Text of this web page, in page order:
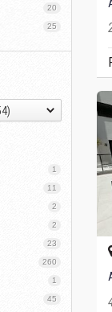
20
25
1
11
2
2
23
260
1
45